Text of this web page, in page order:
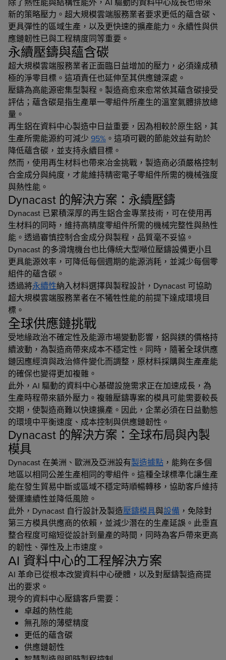
新的策略壓力。超大規模雲端服務業者要求更低的蘊含碳、
更具彈性的區域生產，以及更快速的擴產能力。永續性與供
應鏈韌性已與工程精度同等重要。
永續壓鑄與蘊含碳
超大規模雲端服務業者正面臨日益增加的壓力，必須達成積
極的淨零目標。這項責任也延伸至其供應鏈深處。
壓鑄為高能源密集型製程。製造商愈來愈常依其蘊含碳接受
評估；蘊含碳是指生產單一零組件所產生的溫室氣體排放總
量。
再生鋁在資料中心製造中日益重要，因為相較於原生鋁，其
生產所需能源約可減少 95% 。這項可觀的節能效益有助於
降低蘊含碳，並支持永續目標。
然而，使用再生材料也帶來冶金挑戰，製造商必須嚴格控制
合金成分與純度，才能維持精密電子零組件所需的機械強度
與熱性能。
Dynacast 的解決方案：永續壓鑄
Dynacast 已累積深厚的再生鋁合金專業技術，可在使用再
生材料的同時，維持高精度零組件所需的機械完整性與熱性
能。透過審慎控制合金成分與製程，品質毫不妥協。
Dynacast 的多滑塊機台也比傳統大型噸位壓鑄設備更小且
更具能源效率，可降低每個週期的能源消耗，並減少每個零
組件的蘊含碳。
透過將永續性納入材料選擇與製程設計，Dynacast 可協助
超大規模雲端服務業者在不犧牲性能的前提下達成環境目
標。
全球供應鏈挑戰
受地緣政治不確定性及能源市場變動影響，鋁與鎂的價格持
續波動，為製造商帶來成本不穩定性。同時，隨著全球供應
鏈因應經濟與政治條件變化而調整，原材料採購與生產產能
的確保也變得更加複雜。
此外，AI 驅動的資料中心基礎設施需求正在加速成長，為
生產時程帶來額外壓力。複雜壓鑄專案的模具可能需要較長
交期，使製造商難以快速擴產。因此，企業必須在日益動態
的環境中平衡速度、成本控制與供應鏈韌性。
Dynacast 的解決方案：全球布局與內製
模具
Dynacast 在美洲、歐洲及亞洲設有製造據點 ，能夠在多個
地區以相同公差生產相同的零組件。這種全球標準化讓生產
能在發生貿易中斷或區域不穩定時順暢轉移，協助客戶維持
營運連續性並降低風險。
此外，Dynacast 自行設計及製造壓鑄模具與設備 ，免除對
第三方模具供應商的依賴，並減少潛在的生產延誤。此垂直
整合程度可縮短從設計到量產的時間，同時為客戶帶來更高
的韌性、彈性及上市速度。
AI 資料中心的工程解決方案
AI 革命已從根本改變資料中心硬體，以及對壓鑄製造商提
出的要求。
現今的資料中心壓鑄客戶需要：
卓越的熱性能
無孔隙的薄壁精度
更低的蘊含碳
供應鏈韌性